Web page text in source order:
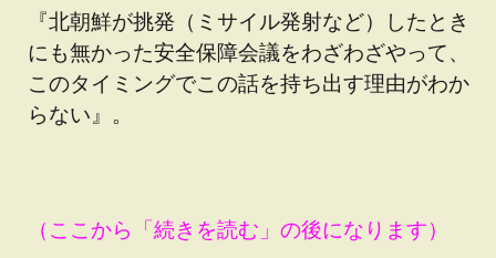
『北朝鮮が挑発（ミサイル発射など）したとき
にも無かった安全保障会議をわざわざやって、
このタイミングでこの話を持ち出す理由がわか
らない』。
（ここから「続きを読む」の後になります）